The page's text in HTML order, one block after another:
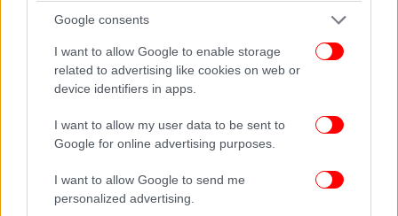
Google consents
I want to allow Google to enable storage
related to advertising like cookies on web or
device identifiers in apps.
I want to allow my user data to be sent to
Google for online advertising purposes.
I want to allow Google to send me
personalized advertising.